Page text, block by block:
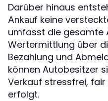
Darüber hinaus
Ankauf keine
umfasst die gesamte
Wertermittlung über
Bezahlung und
können Autobesitzer
Verkauf stressfrei,
erfolgt.